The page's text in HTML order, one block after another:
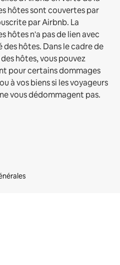
hôtes sont couvertes par
par Airbnb. La
hôtes n'a pas de lien avec
hôtes. Dans le cadre de
hôtes, vous pouvez
pour certains dommages
à vos biens si les voyageurs
vous dédommagent pas.